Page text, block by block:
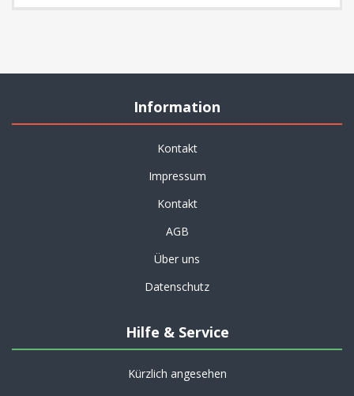
Information
Kontakt
Impressum
Kontakt
AGB
Über uns
Datenschutz
Hilfe & Service
Kürzlich angesehen